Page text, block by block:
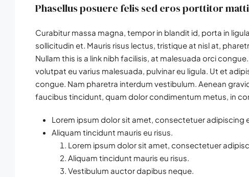
Phasellus posuere felis sed eros porttitor
Curabitur massa magna, tempor in blandit id, porta in
sollicitudin et. Mauris risus lectus, tristique at nisl at,
Nullam this is a link nibh facilisis, at malesuada orci
volutpat eu varius malesuada, pulvinar eu ligula. Ut et
congue. Nam pharetra interdum vestibulum. Aenean
faucibus tincidunt, quam dolor condimentum metus, in
Lorem ipsum dolor sit amet, consectetuer adipiscing
Aliquam tincidunt mauris eu risus.
Lorem ipsum dolor sit amet, consectetuer
Aliquam tincidunt mauris eu risus.
Vestibulum auctor dapibus neque.